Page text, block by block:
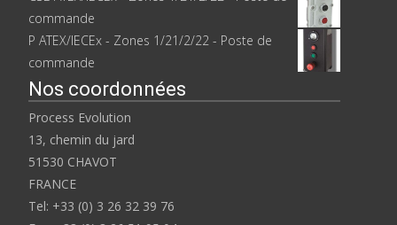
commande
P ATEX/IECEx - Zones 1/21/2/22 - Poste de
commande
Nos coordonnées
Process Evolution
13, chemin du jard
51530 CHAVOT
FRANCE
Tel: +33 (0) 3 26 32 39 76